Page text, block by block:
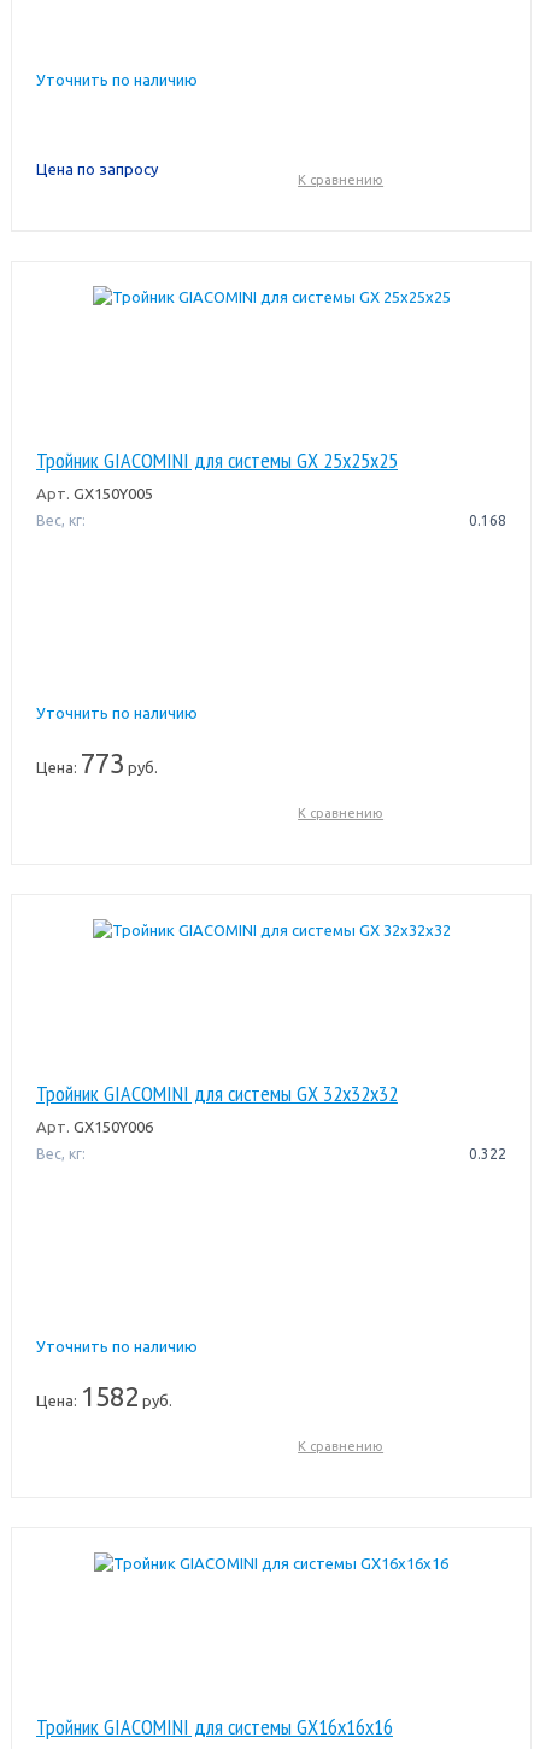
Уточнить по наличию
Цена по запросу
К сравнению
Тройник GIACOMINI для системы GX 25x25x25
Арт. GX150Y005
Вес, кг: 0.168
Уточнить по наличию
Цена: 773 руб.
К сравнению
Тройник GIACOMINI для системы GX 32x32x32
Арт. GX150Y006
Вес, кг: 0.322
Уточнить по наличию
Цена: 1582 руб.
К сравнению
Тройник GIACOMINI для системы GX16x16x16